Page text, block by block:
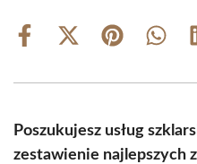
Share
Share
(Twitter)
Share Share
Poszukujesz usług
zestawienie najlepszych